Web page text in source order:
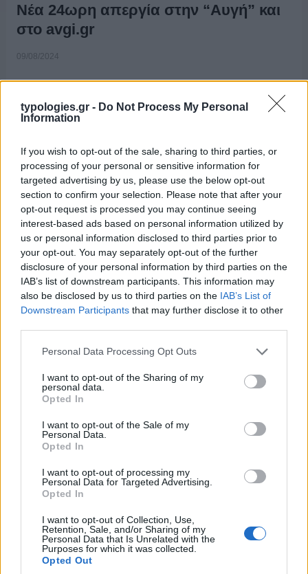
typologies.gr - Do Not Process My Personal
Information
If you wish to opt-out of the sale, sharing to third parties, or
processing of your personal or sensitive information for
targeted advertising by us, please use the below opt-out
section to confirm your selection. Please note that after your
opt-out request is processed you may continue seeing
interest-based ads based on personal information utilized by
us or personal information disclosed to third parties prior to
your opt-out. You may separately opt-out of the further
disclosure of your personal information by third parties on the
IAB’s list of downstream participants. This information may
also be disclosed by us to third parties on the IAB’s List of
Downstream Participants that may further disclose it to other
Please note that this website/app uses one or more Google
not limited to your visit or usage behaviour. You may click to
grant or deny consent to Google and its third-party tags to
use your data for below specified purposes in below Google
consent section.
Personal Data Processing Opt Outs
I want to opt-out of the Sharing of my
personal data.
Opted In
I want to opt-out of the Sale of my
Personal Data.
Opted In
I want to opt-out of processing my
Personal Data for Targeted Advertising.
Opted In
I want to opt-out of Collection, Use,
Retention, Sale, and/or Sharing of my
Personal Data that Is Unrelated with the
Purposes for which it was collected.
Opted Out
Νέα 24ωρη απεργία στην “Αυγή” και
στο avgi.gr
09/08/2024
ΑΝΑΚΟΙΝΩΣΗ Τα Διοικητικά Συμβούλια της ΕΣΗΕΑ και της
ΕΠΗΕΑ, αποφάσισαν την κήρυξη 24ωρης απεργίας, από τις 6
π.μ. της Παρασκευής 9 Αυγούστου έως τις 6 π.μ. του
Σαββάτου 10 Αυγούστου, στην εφημερίδα «Η ΑΥΓΗ» και στην
ιστοσελίδα «avgi.gr», διεκδικώντας: …Διαβάστε Περισσότερα...
ΑΝΗΚΕΙ ΣΤΗΝ ΚΑΤΗΓΟΡΙΑ: INTERNET , ΑΝΑΚΟΙΝΩΣΕΙΣ ,
ΕΦΗΜΕΡΙΔΕΣ
ΕΠΙΣΗΜΑΣΜΕΝΟ ΜΕ:
Η ΕΣΗΕΑ (ΝΔ-ΣΥΡΙΖΑ) ζητάει
συνάντηση με τον Τσίπρα για την
“Αυγή”
10/12/2021